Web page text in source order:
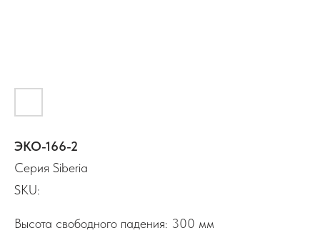
ЭКО-166-2
Серия Siberia
SKU:
Высота свободного падения: 300 мм